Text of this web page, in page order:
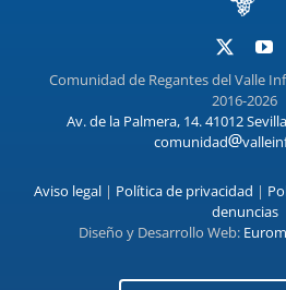
Comunidad de Regantes del Valle
2016-2026
Av. de la Palmera, 14. 41012 Sevilla
comunidad
Aviso legal| Política de privacidad |
denuncias
Diseño y Desarrollo Web: